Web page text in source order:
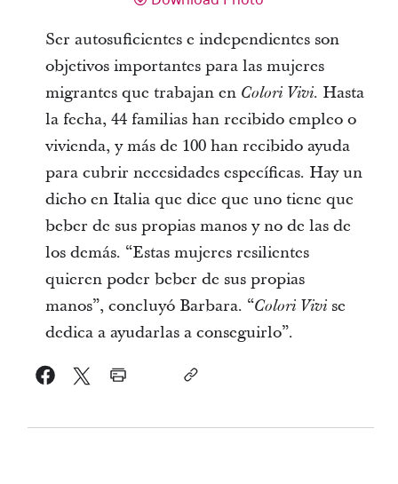
Ser autosuficientes e independientes son
objetivos importantes para las mujeres
migrantes que trabajan en Colori Vivi. Hasta
la fecha, 44 familias han recibido empleo o
vivienda, y más de 100 han recibido ayuda
para cubrir necesidades específicas. Hay un
dicho en Italia que dice que uno tiene que
beber de sus propias manos y no de las de
los demás. “Estas mujeres resilientes
quieren poder beber de sus propias
manos”, concluyó Barbara. “Colori Vivise
dedica a ayudarlas a conseguirlo”.